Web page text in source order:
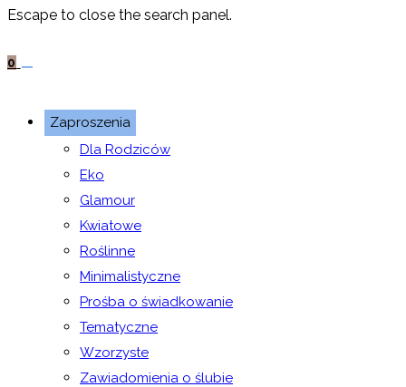
Escape to close the search panel.
0
Zaproszenia
Dla Rodziców
Eko
Glamour
Kwiatowe
Roślinne
Minimalistyczne
Prośba o świadkowanie
Tematyczne
Wzorzyste
Zawiadomienia o ślubie